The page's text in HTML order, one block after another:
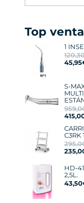
Top
1
S-
C3RK
HD-
2,5L.